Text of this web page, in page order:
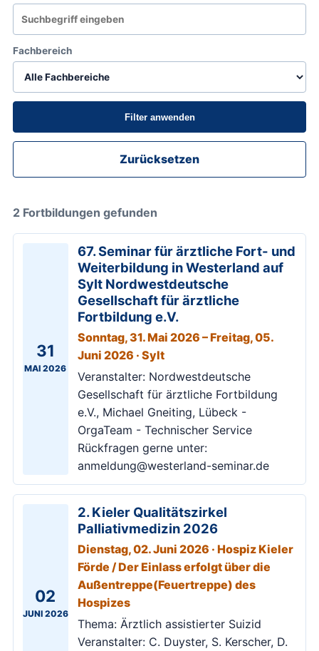
Fachbereich
Filter anwenden
Zurücksetzen
2 Fortbildungen gefunden
31
MAI 2026
67. Seminar für ärztliche Fort- und
Weiterbildung in Westerland auf
Sylt Nordwestdeutsche
Gesellschaft für ärztliche
Fortbildung e.V.
Sonntag, 31. Mai 2026 – Freitag, 05.
Juni 2026 · Sylt
Veranstalter: Nordwestdeutsche
Gesellschaft für ärztliche Fortbildung
e.V., Michael Gneiting, Lübeck -
OrgaTeam - Technischer Service
Rückfragen gerne unter:
anmeldung@westerland-seminar.de
02
JUNI 2026
2. Kieler Qualitätszirkel
Palliativmedizin 2026
Dienstag, 02. Juni 2026 · Hospiz Kieler
Förde / Der Einlass erfolgt über die
Außentreppe(Feuertreppe) des
Hospizes
Thema: Ärztlich assistierter Suizid
Veranstalter: C. Duyster, S. Kerscher, D.